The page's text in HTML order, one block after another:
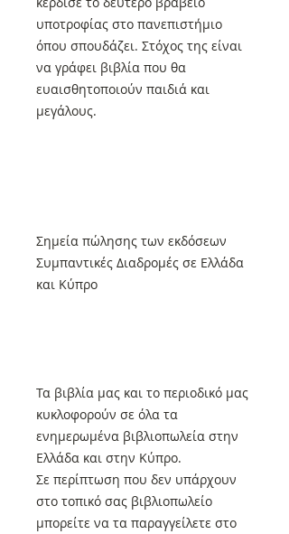
υποτροφίας στο πανεπιστήμιο
όπου σπουδάζει. Στόχος της είναι
να γράφει βιβλία που θα
ευαισθητοποιούν παιδιά και
μεγάλους.
Σημεία πώλησης των εκδόσεων
Συμπαντικές Διαδρομές σε Ελλάδα
και Κύπρο
Τα βιβλία μας και το περιοδικό μας
κυκλοφορούν σε όλα τα
ενημερωμένα βιβλιοπωλεία στην
Ελλάδα και στην Κύπρο.
Σε περίπτωση που δεν υπάρχουν
στο τοπικό σας βιβλιοπωλείο
μπορείτε να τα παραγγείλετε στο